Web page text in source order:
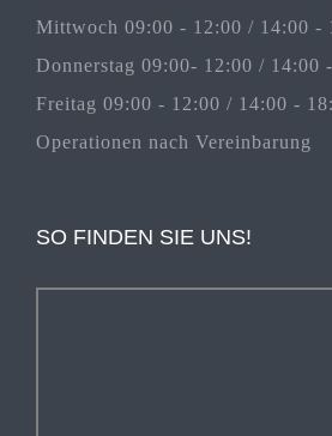
Mittwoch 09:00 - 12:00 / 14:00 -
Donnerstag 09:00- 12:00 / 14:00
Freitag 09:00 - 12:00 / 14:00 -
Operationen nach Vereinbarung
SO FINDEN SIE UNS!